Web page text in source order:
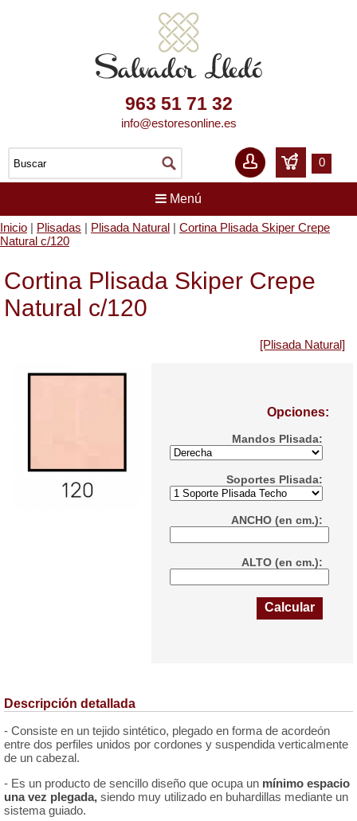
963 51 71 32
info@estoresonline.es
0
Menú
Inicio | Plisadas | Plisada Natural | Cortina Plisada Skiper Crepe
Natural c/120
Cortina Plisada Skiper Crepe
Natural c/120
[Plisada Natural]
Opciones:
Mandos Plisada:
Soportes Plisada:
ANCHO (en cm.):
ALTO (en cm.):
Calcular
Descripción detallada
- Consiste en un tejido sintético, plegado en forma de acordeón
entre dos perfiles unidos por cordones y suspendida verticalmente
de un cabezal.
- Es un producto de sencillo diseño que ocupa un mínimo espacio
una vez plegada, siendo muy utilizado en buhardillas mediante un
sistema guiado.